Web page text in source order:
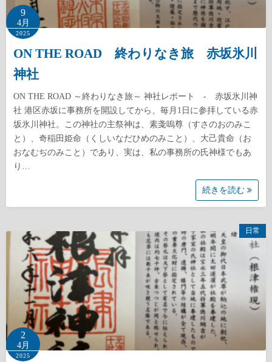
9
4月
2025
ON THE ROAD 終わりなき旅 赤坂氷川
神社
ON THE ROAD ～終わりなき旅～ 神社レポート - 赤坂氷川神
社 港区赤坂に事務所を開設してから、毎月1日に参拝している赤
坂氷川神社。この神社の主祭神は、素戔嗚尊（すさのおのみこ
と）、奇稲田姫命（くしいなだひめのみこと）、大己貴命（お
おなむぢのみこと）であり、実は、私の事務所の氏神様でもあ
り…
続きを読む
日常
2
4月
2025